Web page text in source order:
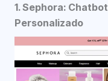
1. Sephora:
Personalizado